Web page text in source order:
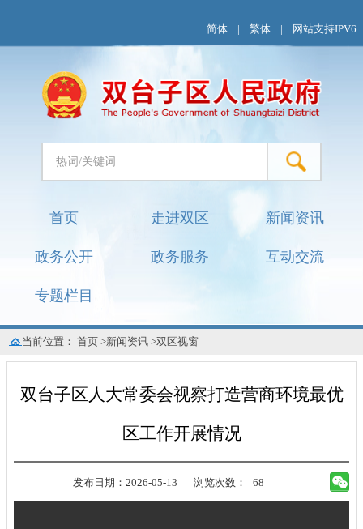
简体 繁体 网站支持IPV6
首页 走进双区 新闻资讯
政务公开 政务服务 互动交流
专题栏目
当前位置：首页 >新闻资讯 >双区视窗
双台子区人大常委会视察打造营商环境最优
区工作开展情况
发布日期：2026-05-13 浏览次数： 68